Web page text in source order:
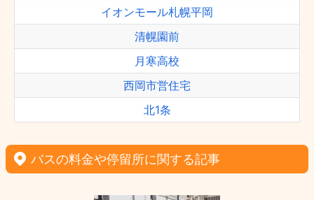
イオンモール札幌平岡
清幌園前
月寒高校
西岡市営住宅
北1条
バスの料金や停留所に関する記事